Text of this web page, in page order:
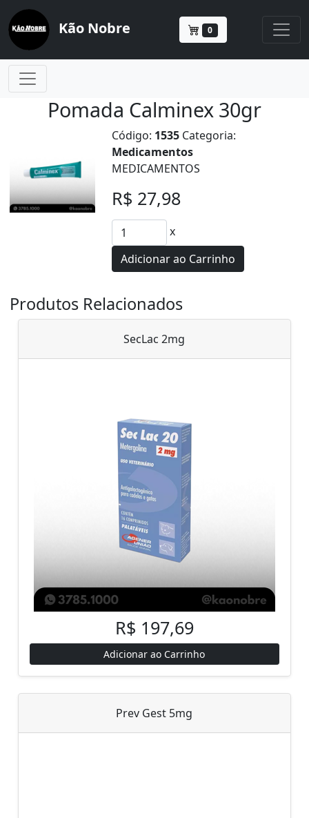
Kão Nobre 0
Pomada Calminex 30gr
Código: 1535 Categoria:
Medicamentos
MEDICAMENTOS
R$ 27,98
x
Adicionar ao Carrinho
Produtos Relacionados
SecLac 2mg
R$ 197,69
Adicionar ao Carrinho
Prev Gest 5mg